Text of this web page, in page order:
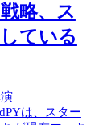
略、ス
ている
は、スター